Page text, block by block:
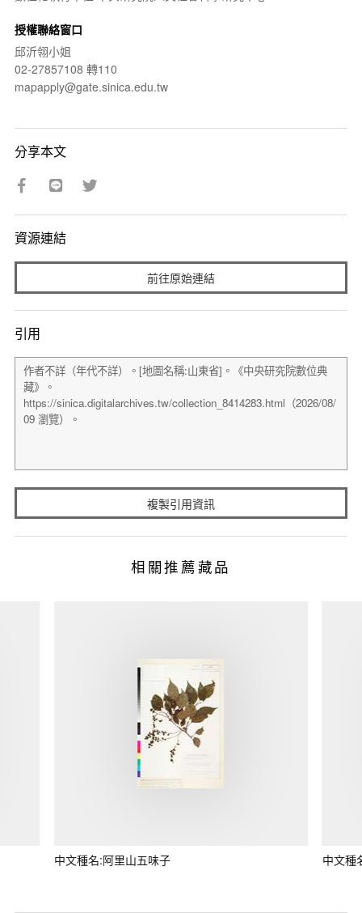
授權聯絡窗口
邱沂翎小姐
02-27857108 轉110
mapapply@gate.sinica.edu.tw
分享本文
資源連結
前往原始連結
引用
複製引用資訊
相關推薦藏品
中文種名:阿里山五味子 中文種